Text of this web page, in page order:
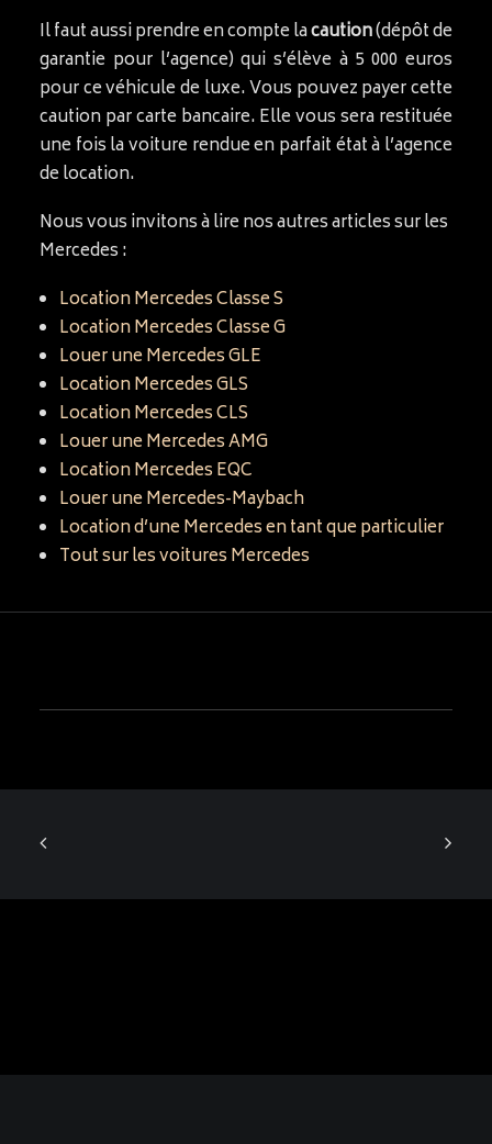
Il faut aussi prendre en compte lacaution(dépôt de
garantie pour l’agence) qui s’élève à 5 000 euros
pour ce véhicule de luxe. Vous pouvez payer cette
caution par carte bancaire. Elle vous sera restituée
une fois la voiture rendue en parfait état à l’agence
de location.
Nous vous invitons à lire nos autres articles sur les
Mercedes :
Location Mercedes Classe S
Location Mercedes Classe G
Louer une Mercedes GLE
Location Mercedes GLS
Location Mercedes CLS
Louer une Mercedes AMG
Location Mercedes EQC
Louer une Mercedes-Maybach
Location d’une Mercedes en tant que particulier
Tout sur les voitures Mercedes